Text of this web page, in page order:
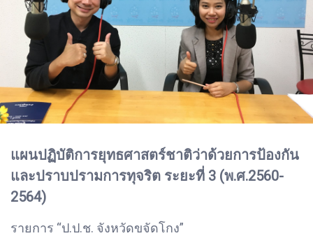
แผนปฏิบัติการยุทธศาสตร์ชาติว่าด้วยการป้องกัน
และปราบปรามการทุจริต ระยะที่ 3 (พ.ศ.2560-
2564)
รายการ “ป.ป.ช. จังหวัดขจัดโกง”